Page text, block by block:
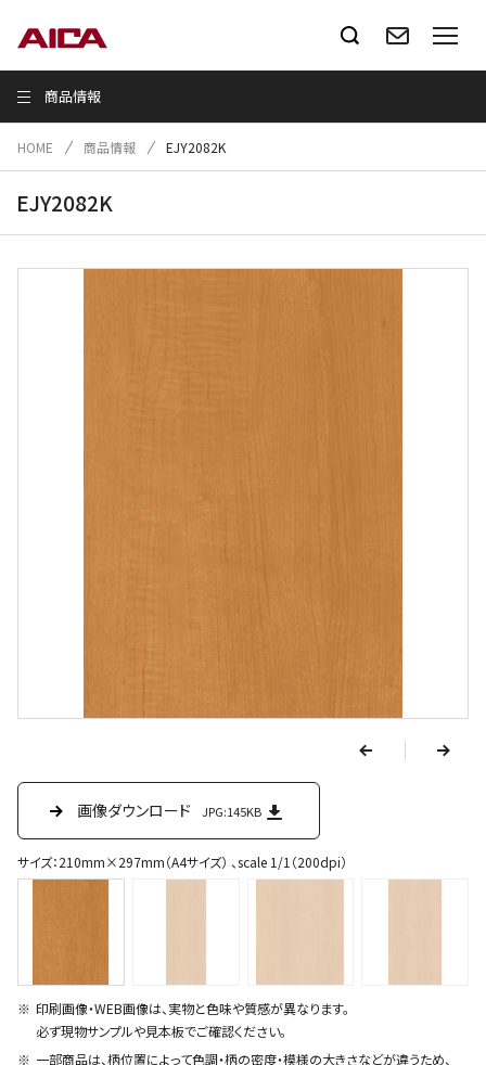
商品情報
HOME 商品情報 EJY2082K
EJY2082K
p
r
n
画像ダウンロード JPG:145KB
サイズ：210mm×297mm（A4サイズ） 、scale 1/1（200dpi）
画像ダウンロード JPG:44.1KB
画像ダウンロード JPG:22.7KB
画像ダウンロード JPG:54.5KB
印刷画像・WEB画像は、実物と色味や質感が異なります。
必ず現物サンプルや見本板でご確認ください。
一部商品は、柄位置によって色調・柄の密度・模様の大きさなどが違うため、